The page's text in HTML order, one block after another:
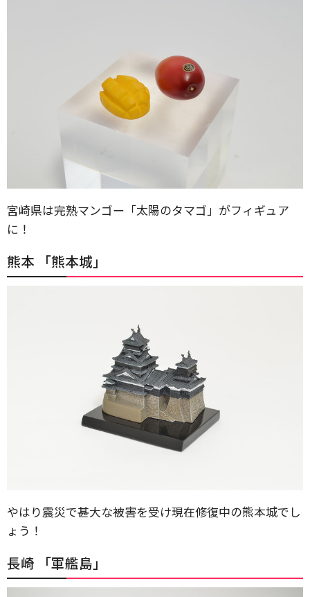
宮崎県は完熟マンゴー「太陽のタマゴ」がフィギュア
に！
熊本 「熊本城」
やはり震災で甚大な被害を受け現在修復中の熊本城でし
ょう！
長崎 「軍艦島」